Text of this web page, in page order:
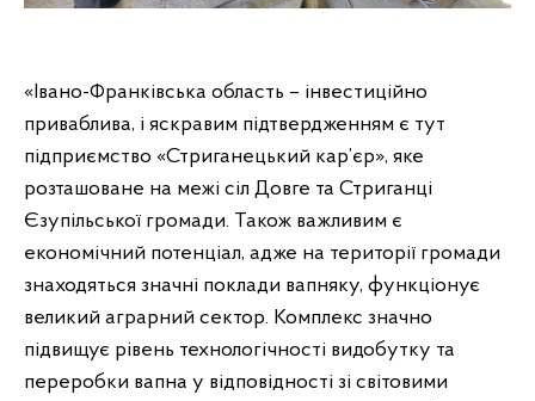
«Івано-Франківська область – інвестиційно
приваблива, і яскравим підтвердженням є тут
підприємство «Стриганецький кар’єр», яке
розташоване на межі сіл Довге та Стриганці
Єзупільської громади. Також важливим є
економічний потенціал, адже на території громади
знаходяться значні поклади вапняку, функціонує
великий аграрний сектор. Комплекс значно
підвищує рівень технологічності видобутку та
переробки вапна у відповідності зі світовими